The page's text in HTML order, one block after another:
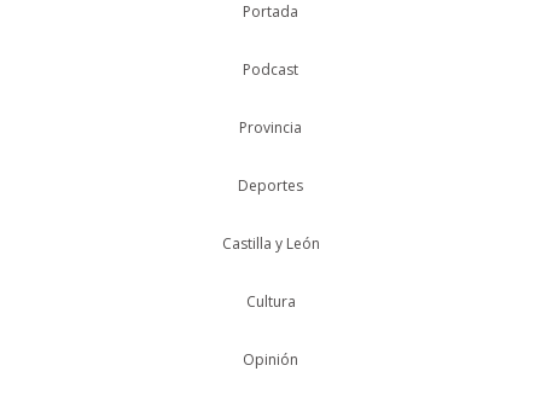
Portada
Podcast
Provincia
Deportes
Castilla y León
Cultura
Opinión